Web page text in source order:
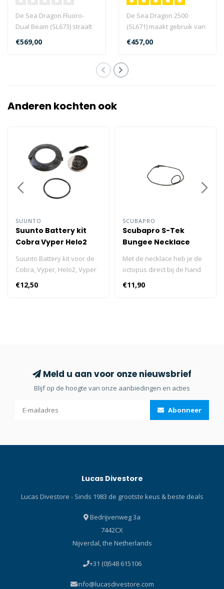
De Sea Dragon Fluoro-
Dual Beam (SL673) straalt
heeft..
€569,00
De Sea Dragon 2500
(SL671) maakt gebruik van
technologie om na..
€457,00
Anderen kochten ook
SUUNTO
Suunto Battery kit
Cobra Vyper Helo2
Suunto Battery kit voor de
Cobra, Vyper, Helo2, Vyper
kit voor de Cobra, Vyper,
€12,50
SCUBAPRO
Scubapro S-Tek
Bungee Necklace
Met de necklace heb je de
octopus direct bij de hand
gemaakt van flexibel
hand als je hem nodig hebt.
€11,90
Meld u aan voor onze nieuwsbrief
Blijf op de hoogte van onze aanbiedingen en acties
Abonneer
Lucas Divestore
Lucas Divestore - Sinds 1983 de grootste keus & beste deals
Bedrijvenweg 3a
7442CX
Nijverdal, the Netherlands
+31 (0)548 615106
info@lucasdivestore.com